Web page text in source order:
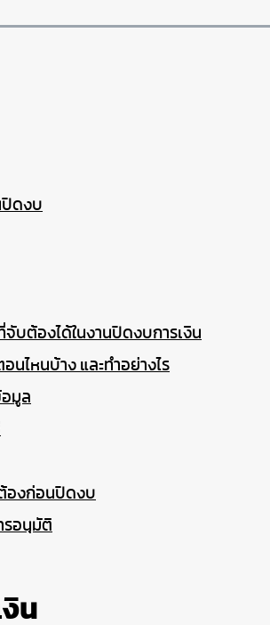
ปิดงบ
บต้องได้ในงานปิดงบการเงิน
ไหนบ้าง และทำอย่างไร
อมูล
องก่อนปิดงบ
รอนุมัติ
น